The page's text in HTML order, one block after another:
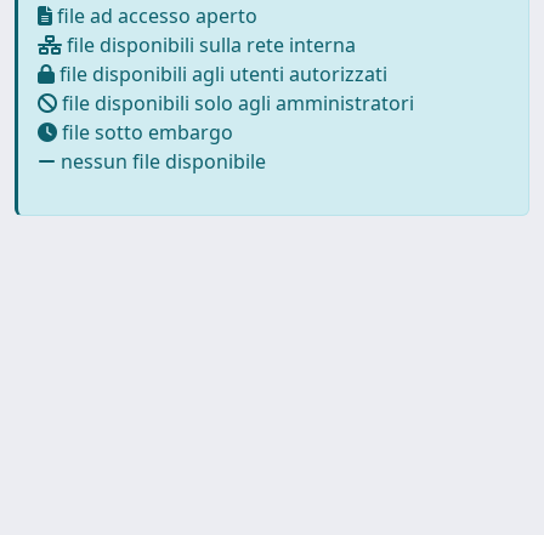
file ad accesso aperto
file disponibili sulla rete interna
file disponibili agli utenti autorizzati
file disponibili solo agli amministratori
file sotto embargo
nessun file disponibile